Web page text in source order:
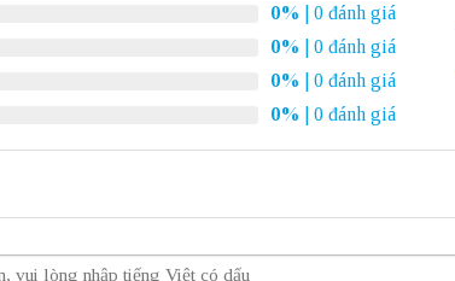
0%
| 0 đánh giá
0%
| 0 đánh giá
0%
| 0 đánh giá
0% | 0 đánh giá